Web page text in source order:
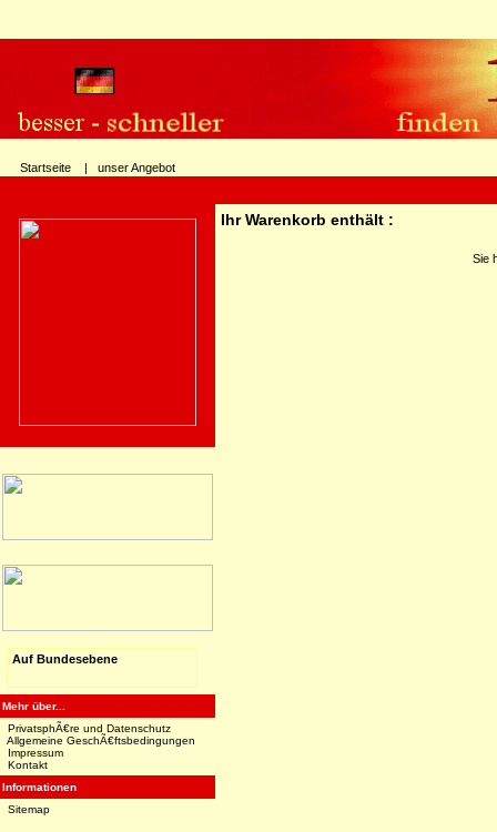
Startseite | unser Angebot
Auf Bundesebene
Mehr über...
PrivatsphÃ€re und Datenschutz
Allgemeine GeschÃ€ftsbedingungen
Impressum
Kontakt
Informationen
Sitemap
Ihr Warenkorb enthält :
Sie